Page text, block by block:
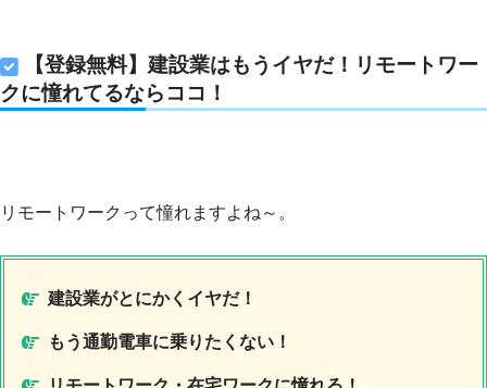
【登録無料】建設業はもうイヤだ！リモートワー
クに憧れてるならココ！
リモートワークって憧れますよね～。
建設業がとにかくイヤだ！
もう通勤電車に乗りたくない！